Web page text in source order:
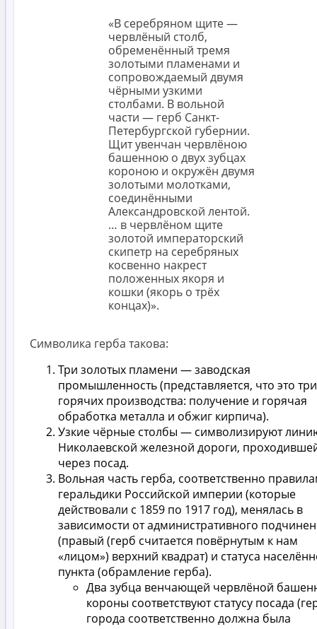
«В серебряном щите —
червлёный столб,
обременённый тремя
золотыми пламенами и
сопровождаемый двумя
чёрными узкими
столбами. В вольной
части — герб Санкт-
Петербургской губернии.
Щит увенчан червлёною
башенною о двух зубцах
короною и окружён двумя
золотыми молотками,
соединёнными
Александровской лентой.
… в червлёном щите
золотой императорский
скипетр на серебряных
косвенно накрест
положенных якоря и
кошки (якорь о трёх
концах)».
Символика герба такова:
Три золотых пламени — заводская
промышленность (представляется, что это три
горячих производства: получение и горячая
обработка металла и обжиг кирпича).
Узкие чёрные столбы — символизируют
Николаевской железной дороги,
через посад.
Вольная часть герба, соответственно
геральдики Российской империи (которые
действовали с 1859 по 1917 год), менялась в
зависимости от административного
(правый (герб считается повёрнутым к нам
«лицом») верхний квадрат) и статуса
пункта (обрамление герба).
Два зубца венчающей червлёной
короны соответствуют статусу посада
города соответственно должна была